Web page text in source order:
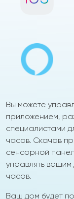
Вы можете
приложением,
специалистами
часов. Скачав
сенсорной
управлять
часов.
Ваш дом будет